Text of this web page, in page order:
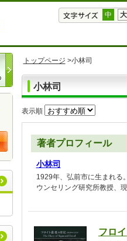
中 大
トップページ >小林司
小林司
表示順
著者プロフィール
小林司
1929年、弘前市に生まれる
ウンセリング研究所教授、
フロ